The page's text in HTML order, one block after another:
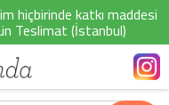
hiçbirinde katkı maddesi
Teslimat (İstanbul)